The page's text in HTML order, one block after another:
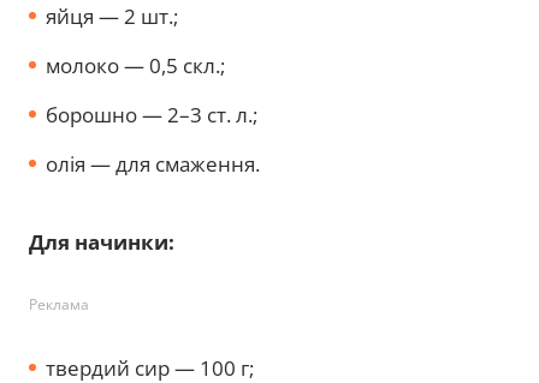
яйця — 2 шт.;
молоко — 0,5 скл.;
борошно — 2–3 ст. л.;
олія — для смаження.
Для начинки:
Реклама
твердий сир — 100 г;